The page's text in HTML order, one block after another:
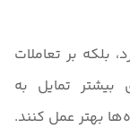
بلکه بر تعاملات
بیشتر تمایل به
بهتر عمل کنند.